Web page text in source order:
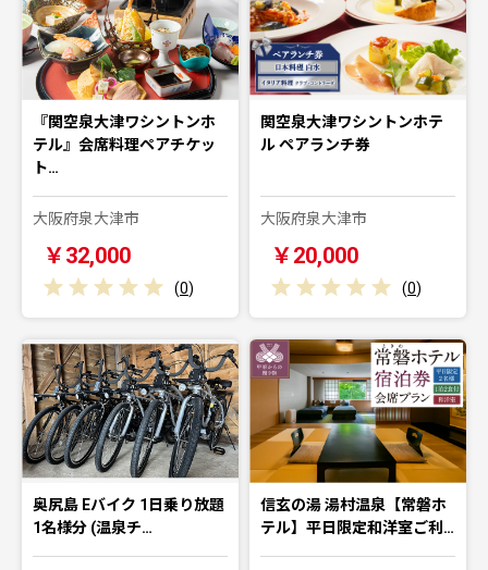
『関空泉大津ワシントンホ
テル』会席料理ペアチケッ
ト…
大阪府泉大津市
￥32,000
(0)
関空泉大津ワシントンホテ
ル ペアランチ券
大阪府泉大津市
￥20,000
(0)
奥尻島 Eバイク 1日乗り放題
1名様分 (温泉チ…
信玄の湯 湯村温泉【常磐ホ
テル】平日限定和洋室ご利…